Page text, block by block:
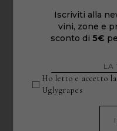
Iscriviti alla
vini, zone e
sconto di 5€
Ho letto e accetto
Uglygrapes